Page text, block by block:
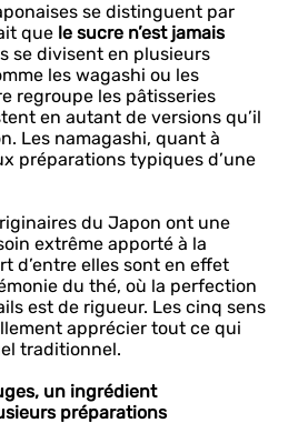
se distinguent par
que le sucre n’est jamais
se divisent en plusieurs
les wagashi ou les
regroupe les pâtisseries
en autant de versions qu’il
Les namagashi, quant à
préparations typiques d’une
du Japon ont une
extrême apporté à la
d’entre elles sont en effet
du thé, où la perfection
est de rigueur. Les cinq sens
apprécier tout ce qui
traditionnel.
un ingrédient
préparations